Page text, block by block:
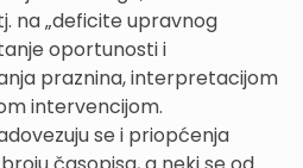
na „deficite upravnog
oportunosti i
praznina, interpretacijom
intervencijom.
se i priopćenja